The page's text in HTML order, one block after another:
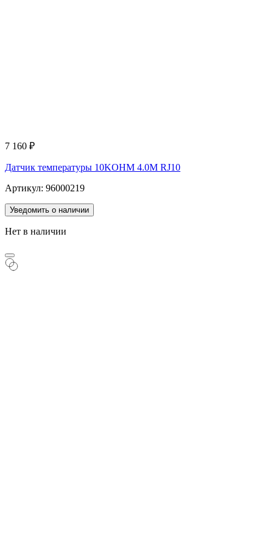
7 160 ₽
Датчик температуры 10KOHM 4.0M RJ10
Артикул: 96000219
Уведомить о наличии
Нет в наличии